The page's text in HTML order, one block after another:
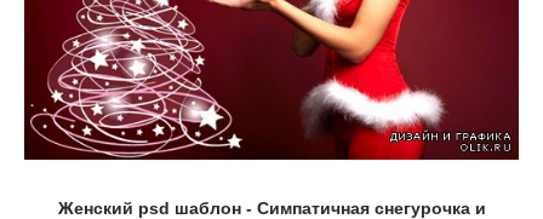
Женский psd шаблон - Симпатичная снегурочка и